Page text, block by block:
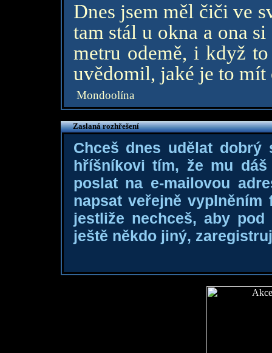
Dnes jsem měl čiči ve
tam stál u okna a ona
metru odemě, i když
uvědomil, jaké je to mít
Mondoolína
Zaslaná rozhřešení
Chceš dnes udělat dobrý
hříšníkovi tím, že mu
poslat na e-mailovou
napsat veřejně
jestliže nechceš, aby
ještě někdo jiný,